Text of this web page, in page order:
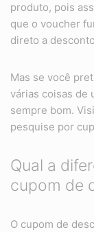
produto, pois
que o voucher
direto a
Mas se você
várias coisas de
sempre bom.
pesquise por
Qual a
cupom de
O cupom de